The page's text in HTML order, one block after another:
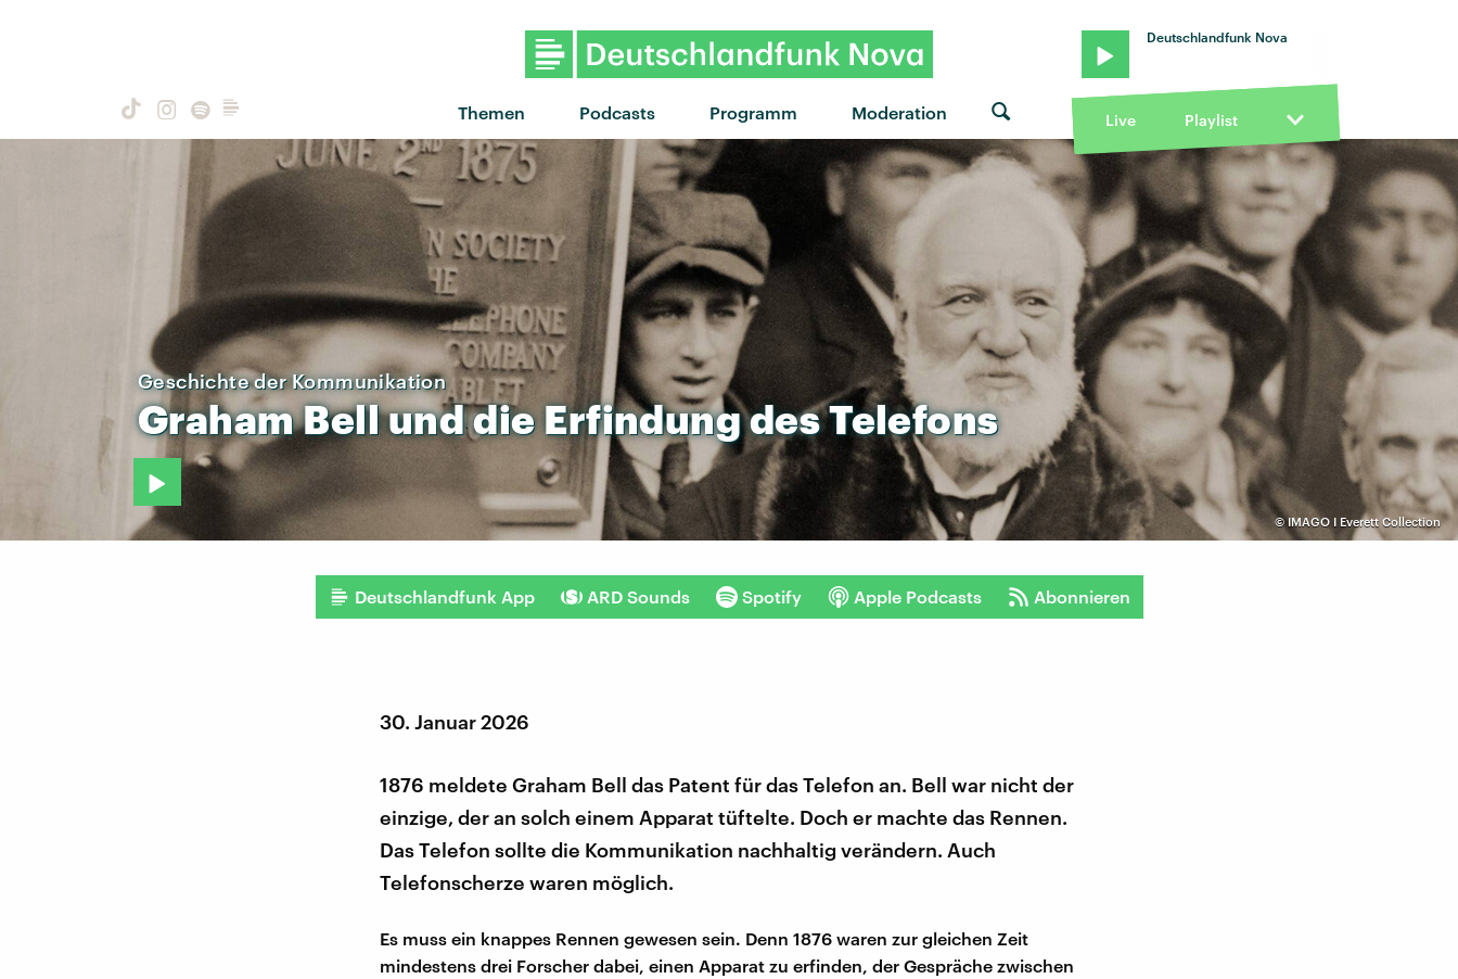
Themen Podcasts Programm Moderation
Deutschlandfunk Nova
Live Playlist
©IMAGO I Everett Collection
Geschichte der Kommunikation
GrahamBellunddieErfindungdesTelefons
Deutschlandfunk App ARD Sounds Spotify Apple Podcasts Abonnieren
30. Januar 2026
1876 meldete Graham Bell das Patent für das Telefon an. Bell war nicht der
einzige, der an solch einem Apparat tüftelte. Doch er machte das Rennen.
Das Telefon sollte die Kommunikation nachhaltig verändern. Auch
Telefonscherze waren möglich.
Es muss ein knappes Rennen gewesen sein. Denn 1876 waren zur gleichen Zeit
mindestens drei Forscher dabei, einen Apparat zu erfinden, der Gespräche zwischen